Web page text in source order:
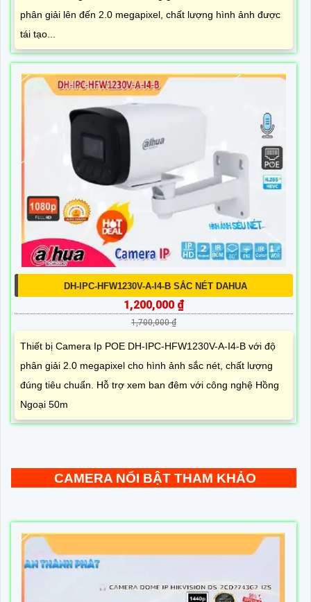
phân giải lên đến 2.0 megapixel, chất lượng hình ảnh được
tái tạo...
DH-IPC-HFW1230V-A-I4-B SẮC NÉT DAHUA
1,200,000 ₫
1,700,000 ₫
Thiết bị Camera Ip POE DH-IPC-HFW1230V-A-I4-B với độ
phân giải 2.0 megapixel cho hình ảnh sắc nét, chất lượng
đúng tiêu chuẩn. Hỗ trợ xem ban đêm với công nghệ Hồng
Ngoại 50m
CAMERA NỔI BẬT THAM KHẢO